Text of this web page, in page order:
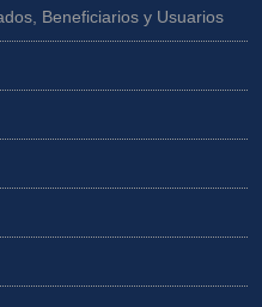
Beneficiarios y Usuarios